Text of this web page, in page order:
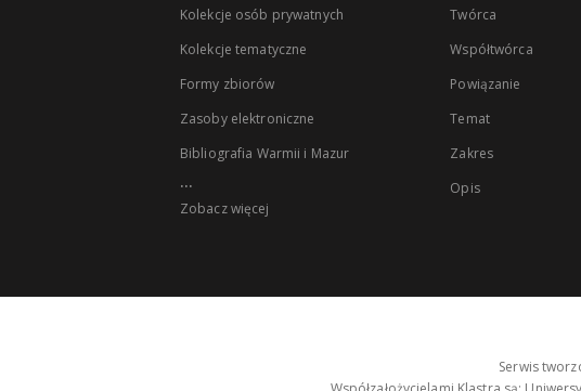
Kolekcje osób prywatnych
Kolekcje tematyczne
Formy zbiorów
Zasoby elektroniczne
Bibliografia Warmii i Mazur
...
Zobacz więcej
Twórca
Współtwórca
Powiązanie
Temat
Zakres
Opis
Serwis